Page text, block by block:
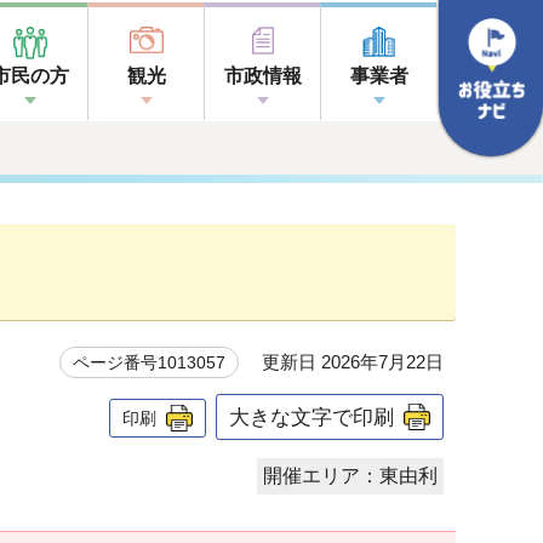
民の方 観光 市政情報 事業者
ページ番号1013057 更新日 2026年7月22日
印刷 大きな文字で印刷
開催エリア：東由利